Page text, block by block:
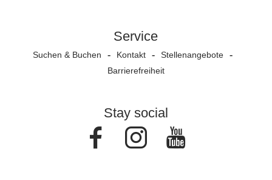
Service
Suchen & Buchen Kontakt
Stellenangebote
Barrierefreiheit
Stay social
FacebookInstagram